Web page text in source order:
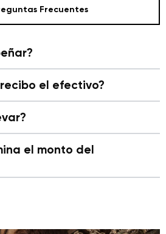
Frecuentes
el efectivo?
el monto del